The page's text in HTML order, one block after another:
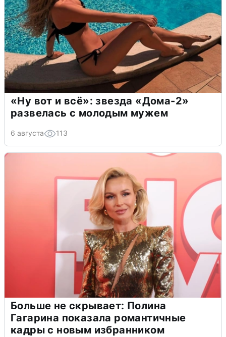
«Ну вот и всё»: звезда «Дома-2»
развелась с молодым мужем
6 августа 113
Больше не скрывает: Полина
Гагарина показала романтичные
кадры с новым избранником